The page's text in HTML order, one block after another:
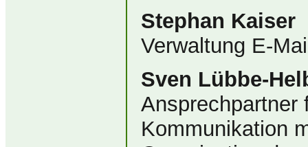
Stephan Kaiser
Verwaltung E-
Sven Lübbe-
Ansprechpartner
Kommunikation